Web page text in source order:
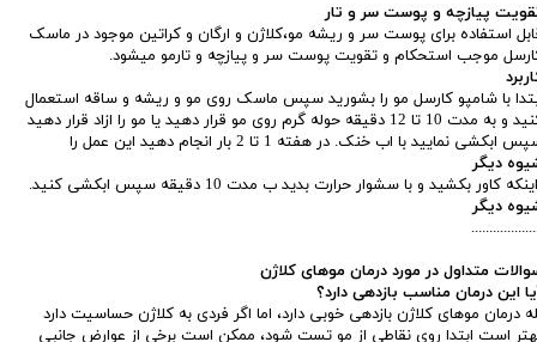
پیازچه و پوست سر و تار
استفاده برای پوست سر و ریشه مو،کلاژن و ارگان و کراتین موجود در ماسک
موجب استحکام و تقویت پوست سر و پیازچه و تارمو میشود.
با شامپو کارسل مو را بشورید سپس ماسک روی مو و ریشه و ساقه استعمال
کنید و به مدت 10 تا 12 دقیقه حوله گرم روی مو قرار دهید یا مو را ازاد قرار دهید
ابکشی نمایید با اب خنک. در هفته 1 تا 2 بار انجام دهید این عمل را
دیگر
کاور بکشید و با سشوار حرارت بدید ب مدت 10 دقیقه سپس ابکشی کنید.
دیگر
متداول در مورد درمان موهای کلاژن
این درمان مناسب بازدهی دارد؟
درمان موهای کلاژن بازدهی خوبی دارد، اما اگر فردی به کلاژن حساسیت دارد
است ابتدا روی نقاطی از مو تست شود، ممکن است برخی از عوارض جانبی